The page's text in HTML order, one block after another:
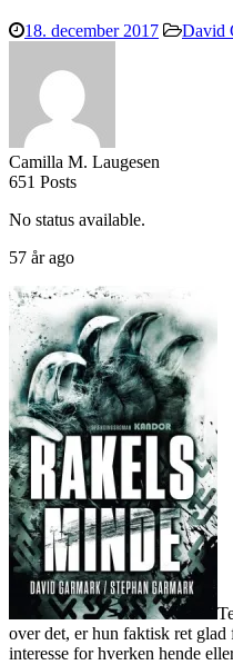
18. december 2017 David
Camilla M. Laugesen
651 Posts
No status available.
57 år ago
over det, er hun faktisk ret
interesse for hverken hende